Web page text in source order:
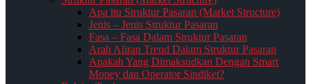
Apa itu Struktur Pasaran (Market Structure)
Jenis – Jenis Struktur Pasaran
Fasa – Fasa Dalam Struktur Pasaran
Arah Aliran Trend Dalam Struktur Pasaran
Apakah Yang Dimaksudkan Dengan Smart
Money dan Operator Sindiket?